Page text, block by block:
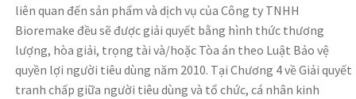
liên quan đến sản phẩm và dịch vụ của Công ty TNHH
Bioremake đều sẽ được giải quyết bằng hình thức thương
lượng, hòa giải, trọng tài và/hoặc Tòa án theo Luật Bảo vệ
quyền lợi người tiêu dùng năm 2010. Tại Chương 4 về Giải quyết
tranh chấp giữa người tiêu dùng và tổ chức, cá nhân kinh